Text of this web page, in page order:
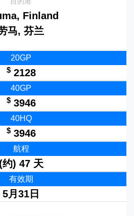
Finland
马, 芬兰
20GP
$2128
40GP
$3946
40HQ
$3946
航程
(约) 47 天
有效期
5月31日